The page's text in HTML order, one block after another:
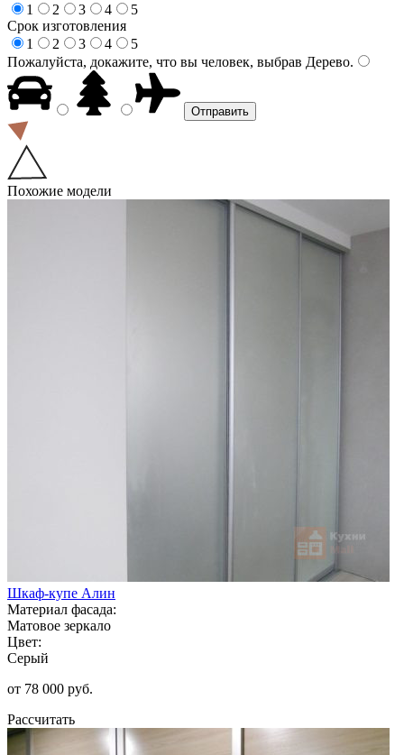
1
2 3 4
5
Срок изготовления
1
2 3 4
5
Пожалуйста, докажите, что вы человек, выбрав Дерево.
Похожие модели
Шкаф-купе Алин
Материал фасада:
Матовое зеркало
Цвет:
Серый
от 78 000 руб.
Рассчитать